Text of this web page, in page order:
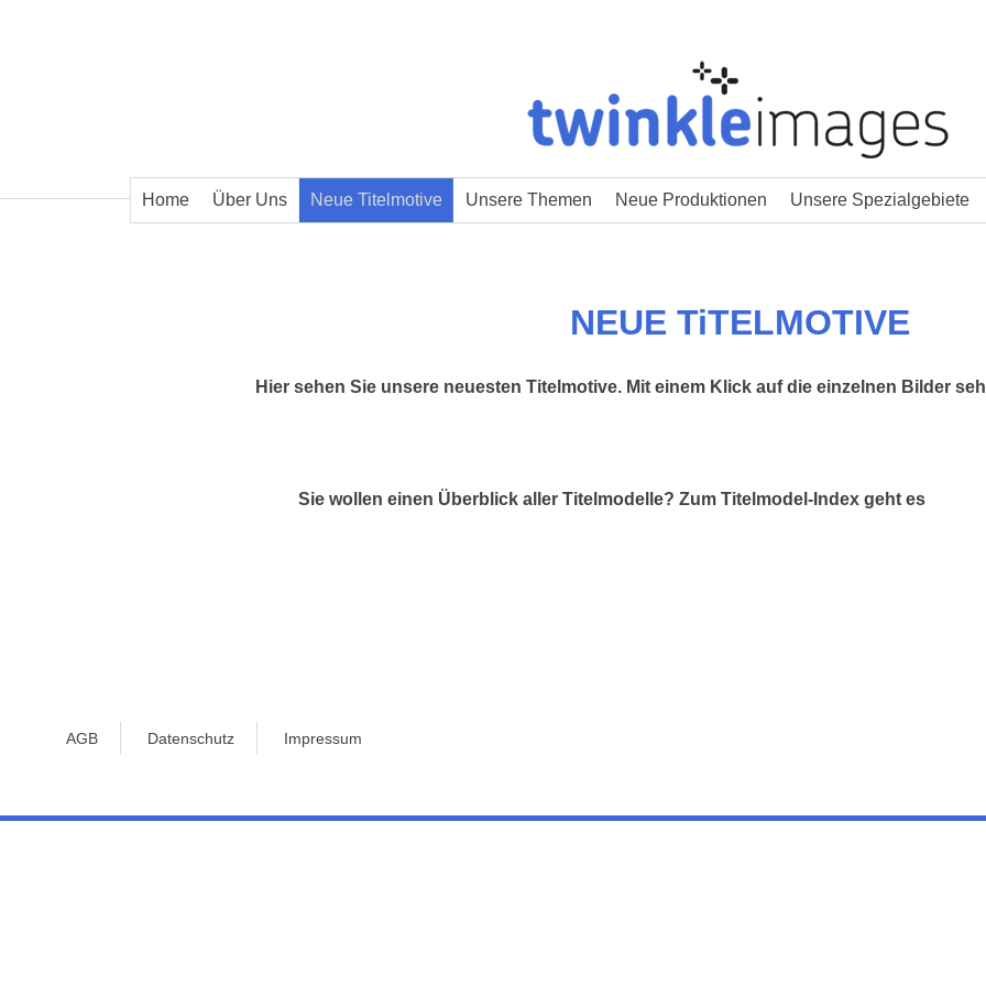
Home Über Uns Neue Titelmotive Unsere Themen Neue Produktionen Unsere Spezialgebiete
NEUE TiTELMOTIVE
Hier sehen Sie unsere neuesten Titelmotive. Mit einem Klick auf die einzelnen Bilder
Sie wollen einen Überblick aller Titelmodelle? Zum Titelmodel-Index geht es
AGB Datenschutz Impressum